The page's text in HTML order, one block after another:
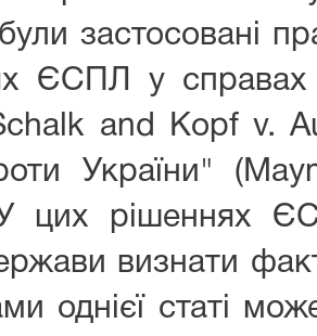
застосовані
ЄСПЛ у
and Kopf v.
України"
цих рішеннях
визнати
однієї статі